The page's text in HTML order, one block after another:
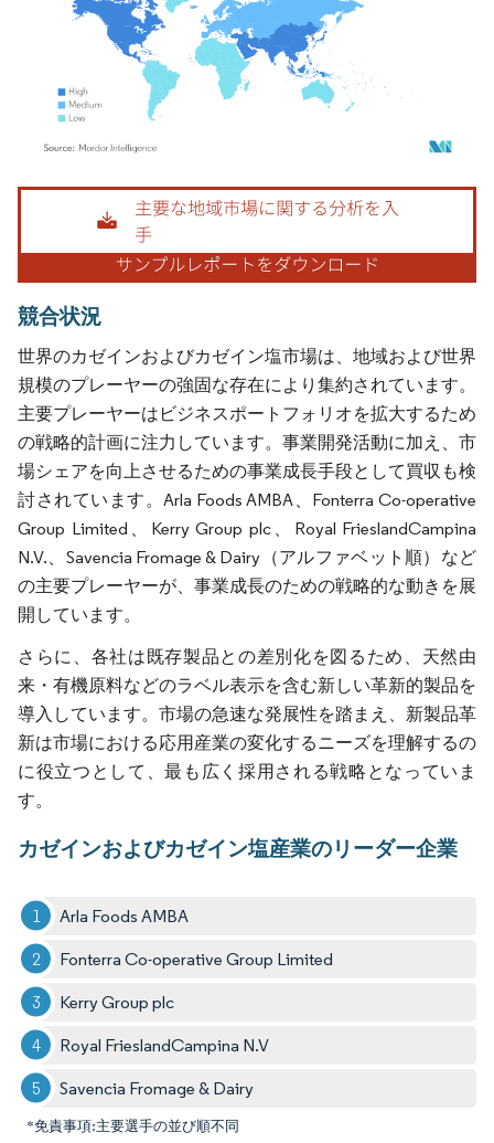
画像 © Mordor Intelligence。再利用にはCC BY 4.0の表示が必要です。
競合状況
世界のカゼインおよびカゼイン塩市場は、地域および世界
規模のプレーヤーの強固な存在により集約されています。
主要プレーヤーはビジネスポートフォリオを拡大するため
の戦略的計画に注力しています。事業開発活動に加え、市
場シェアを向上させるための事業成長手段として買収も検
討されています。Arla Foods AMBA、Fonterra Co-operative
Group Limited、Kerry Group plc、Royal FrieslandCampina
N.V.、Savencia Fromage & Dairy（アルファベット順）など
の主要プレーヤーが、事業成長のための戦略的な動きを展
開しています。
さらに、各社は既存製品との差別化を図るため、天然由
来・有機原料などのラベル表示を含む新しい革新的製品を
導入しています。市場の急速な発展性を踏まえ、新製品革
新は市場における応用産業の変化するニーズを理解するの
に役立つとして、最も広く採用される戦略となっていま
す。
カゼインおよびカゼイン塩産業のリーダー企業
Arla Foods AMBA
Fonterra Co-operative Group Limited
Kerry Group plc
Royal FrieslandCampina N.V
Savencia Fromage & Dairy
*免責事項:主要選手の並び順不同